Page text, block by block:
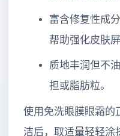
富含修复性成
帮助强化皮肤屏
质地丰润但不
担或脂肪粒。
使用免洗眼膜眼霜的
洁后，取适量轻轻涂